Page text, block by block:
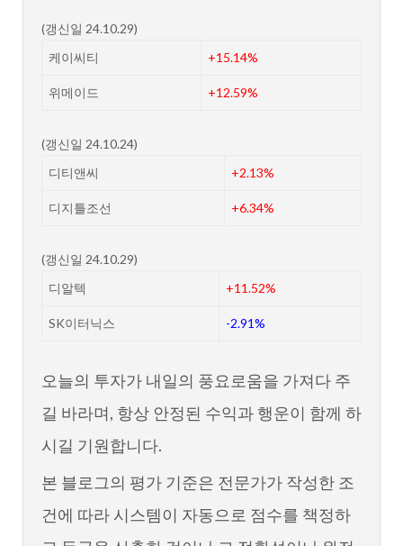
(갱신일 24.10.29)
케이씨티
+15.14%
위메이드 +12.59%
(갱신일 24.10.24)
디티앤씨
+2.13%
디지틀조선 +6.34%
(갱신일 24.10.29)
디알텍
+11.52%
SK이터닉스 -2.91%
오늘의 투자가 내일의 풍요로움을 가져다 주
길 바라며, 항상 안정된 수익과 행운이 함께 하
시길 기원합니다.
본 블로그의 평가 기준은 전문가가 작성한 조
건에 따라 시스템이 자동으로 점수를 책정하